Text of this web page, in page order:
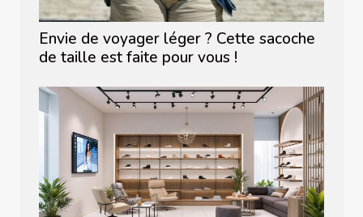
Envie de voyager léger ? Cette sacoche
de taille est faite pour vous !